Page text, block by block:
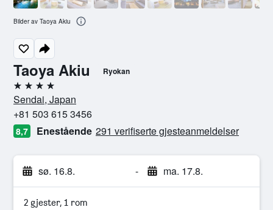
Taoya Akiu Ryokan
4 stjerner
Sendai, Japan
+81 503 615 3456
8,7 Enestående 291 verifiserte gjesteanmeldelser
sø. 16.8. - ma. 17.8.
2 gjester, 1 rom
Bilder av Taoya Akiu